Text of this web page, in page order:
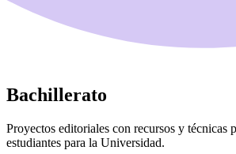
Bachillerato
Proyectos editoriales con recursos y técnicas
estudiantes para la Universidad.